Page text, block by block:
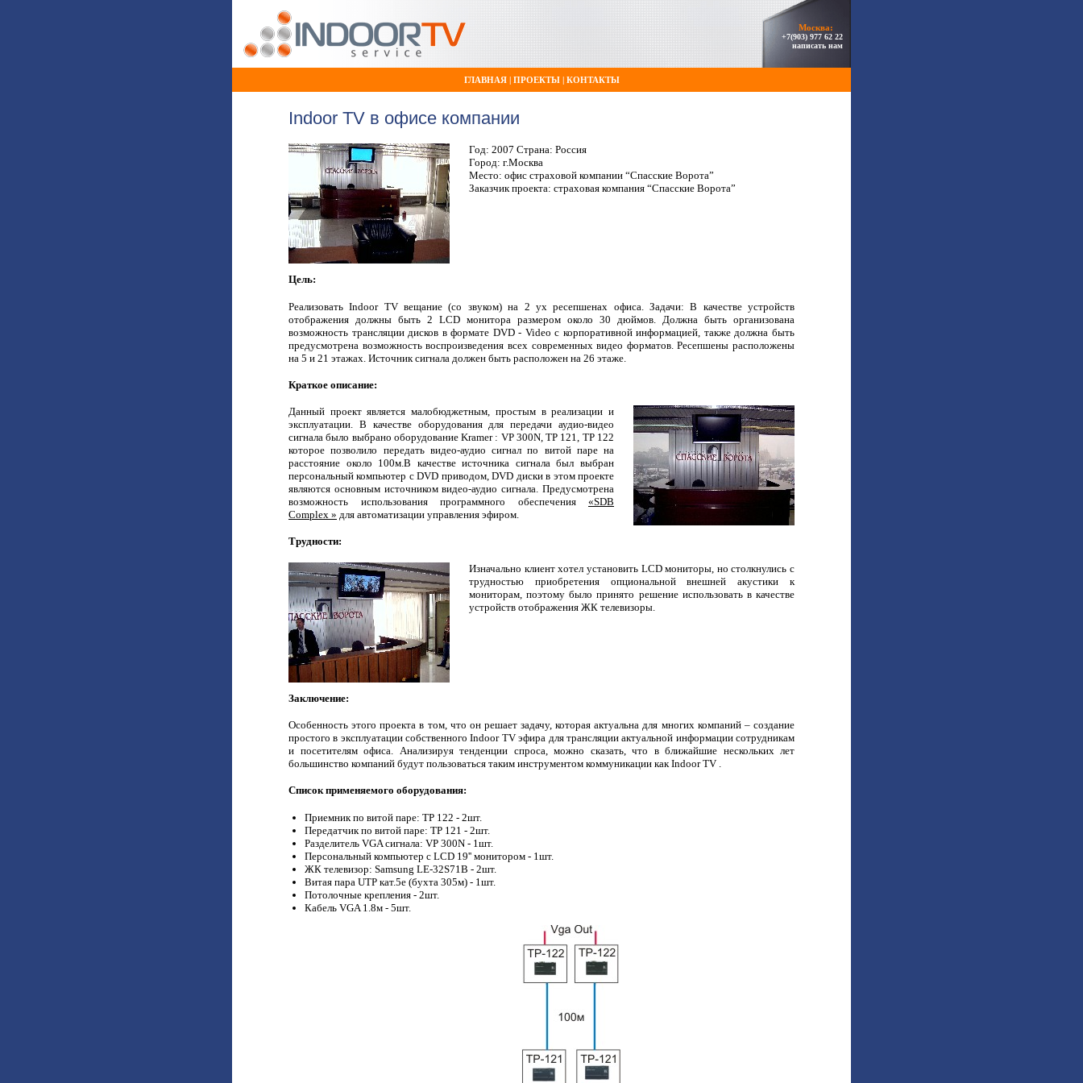
Москва:
+7(903) 977 62 22
написать нам
ГЛАВНАЯ| ПРОЕКТЫ| КОНТАКТЫ
Indoor TV в офисе компании
Год: 2007 Страна: Россия
Город: г.Москва
Место: офис страховой компании “Спасские Ворота”
Заказчик проекта: страховая компания “Спасские Ворота”
Цель:
Реализовать Indoor TV вещание (со звуком) на 2 ух ресепшенах офиса. Задачи: В качестве устройств
отображения должны быть 2 LCD монитора размером около 30 дюймов. Должна быть организована
возможность трансляции дисков в формате DVD - Video с корпоративной информацией, также должна быть
предусмотрена возможность воспроизведения всех современных видео форматов. Ресепшены расположены
на 5 и 21 этажах. Источник сигнала должен быть расположен на 26 этаже.
Краткое описание:
Данный проект является малобюджетным, простым в реализации и
эксплуатации. В качестве оборудования для передачи аудио-видео
сигнала было выбрано оборудование Kramer : VP 300N, TP 121, TP 122
которое позволило передать видео-аудио сигнал по витой паре на
расстояние около 100м.В качестве источника сигнала был выбран
персональный компьютер с DVD приводом, DVD диски в этом проекте
являются основным источником видео-аудио сигнала. Предусмотрена
возможность использования программного обеспечения «SDB
Complex » для автоматизации управления эфиром.
Трудности:
Изначально клиент хотел установить LCD мониторы, но столкнулись с
трудностью приобретения опциональной внешней акустики к
мониторам, поэтому было принято решение использовать в качестве
устройств отображения ЖК телевизоры.
Заключение:
Особенность этого проекта в том, что он решает задачу, которая актуальна для многих компаний – создание
простого в эксплуатации собственного Indoor TV эфира для трансляции актуальной информации сотрудникам
и посетителям офиса. Анализируя тенденции спроса, можно сказать, что в ближайшие нескольких лет
большинство компаний будут пользоваться таким инструментом коммуникации как Indoor TV .
Список применяемого оборудования:
Приемник по витой паре: TP 122 - 2шт.
Передатчик по витой паре: TP 121 - 2шт.
Разделитель VGA сигнала: VP 300N - 1шт.
Персональный компьютер с LCD 19'' монитором - 1шт.
ЖК телевизор: Samsung LE-32S71B - 2шт.
Витая пара UTP кат.5e (бухта 305м) - 1шт.
Потолочные крепления - 2шт.
Кабель VGA 1.8м - 5шт.